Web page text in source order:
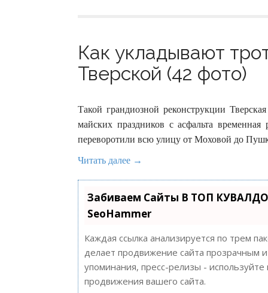
Как укладывают
Тверской (42 фото)
Такой грандиозной реконструкции
майских праздников с асфальта
переворотили всю улицу от Моховой до
Читать далее →
Забиваем Сайты В ТОП
SeoHammer
Каждая ссылка анализируется по трем
делает продвижение сайта прозрачным
упоминания, пресс-релизы -
продвижения вашего сайта.